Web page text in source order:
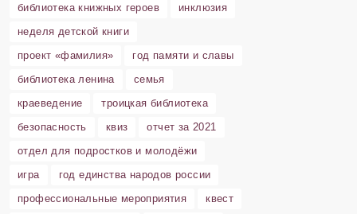
библиотека книжных героев
инклюзия
неделя детской книги
проект «фамилия»
год памяти и славы
библиотека ленина
семья
краеведение
троицкая библиотека
безопасность
квиз
отчет за 2021
отдел для подростков и молодёжи
игра
год единства народов россии
профессиональные мероприятия
квест